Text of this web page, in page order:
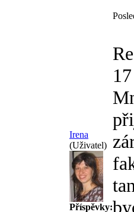
Irena
(Uživatel)
Příspěvky: